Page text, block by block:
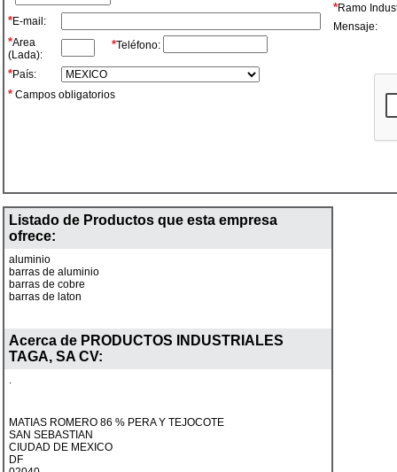
*E-mail:
*Area
(Lada):
*Teléfono:
*País:
* Campos obligatorios
*Ramo
Mensaje:
Listado de Productos que esta empresa
ofrece:
aluminio
barras de aluminio
barras de cobre
barras de laton
Acerca de PRODUCTOS INDUSTRIALES
TAGA, SA CV:
.
MATIAS ROMERO 86 % PERA Y TEJOCOTE
SAN SEBASTIAN
CIUDAD DE MEXICO
DF